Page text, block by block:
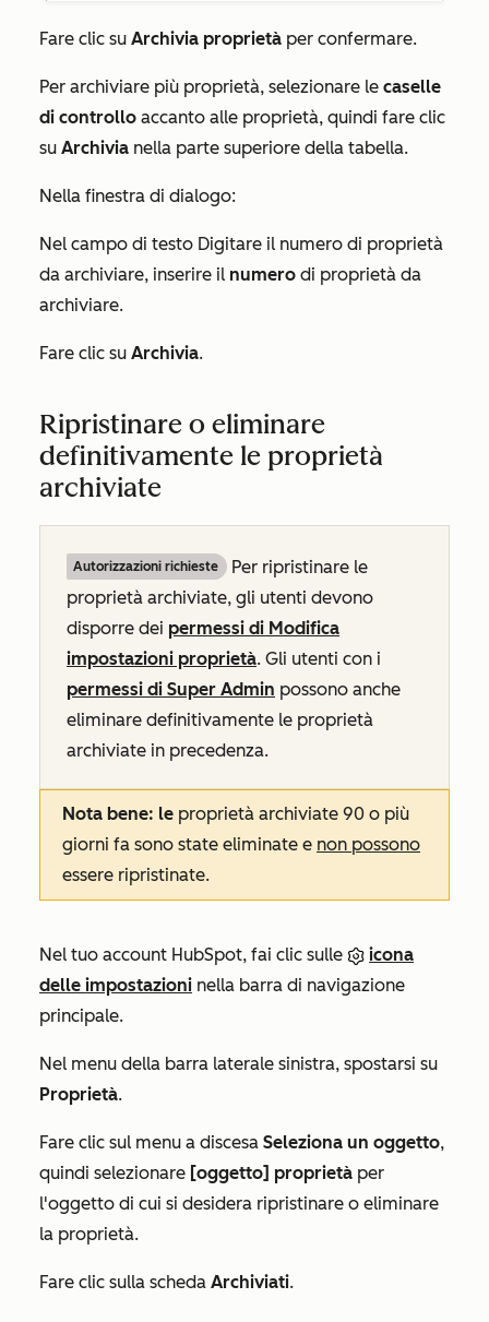
Fare clic su Archivia proprietà per confermare.
Per archiviare più proprietà, selezionare le caselle
di controllo accanto alle proprietà, quindi fare clic
su Archivia nella parte superiore della tabella.
Nella finestra di dialogo:
Nel campo di testo Digitare il numero di proprietà
da archiviare, inserire il numero di proprietà da
archiviare.
Fare clic su Archivia.
Ripristinare o eliminare
definitivamente le proprietà
archiviate
Autorizzazioni richieste
Per ripristinare le
proprietà archiviate, gli utenti devono
disporre dei permessi di Modifica
impostazioni proprietà. Gli utenti con i
permessi di Super Admin possono anche
eliminare definitivamente le proprietà
archiviate in precedenza.
Nota bene: le proprietà archiviate 90 o più
giorni fa sono state eliminate e non possono
essere ripristinate.
Nel tuo account HubSpot, fai clic sulle
icona
delle impostazioni nella barra di navigazione
principale.
Nel menu della barra laterale sinistra, spostarsi su
Proprietà.
Fare clic sul menu a discesa Seleziona un oggetto,
quindi selezionare [oggetto] proprietà per
l'oggetto di cui si desidera ripristinare o eliminare
la proprietà.
Fare clic sulla scheda Archiviati.